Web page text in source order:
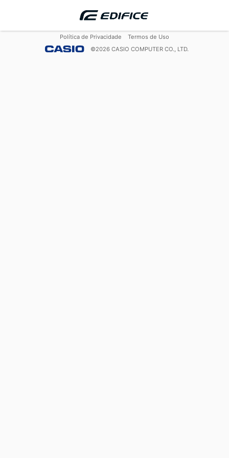
Política de Privacidade
Termos de Uso
©2026 CASIO COMPUTER CO., LTD.